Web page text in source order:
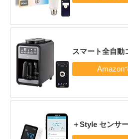
スマート全自動
＋Style センサ